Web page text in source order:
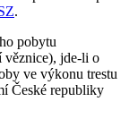
.
pobytu
věznice), jde-li o
ve výkonu trestu
České republiky